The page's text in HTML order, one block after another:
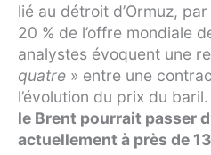
lié au détroit d’Ormuz,
20 % de l’offre mondiale
analystes évoquent une
quatre » entre une
l’évolution du prix du
le Brent pourrait passer
actuellement à près de